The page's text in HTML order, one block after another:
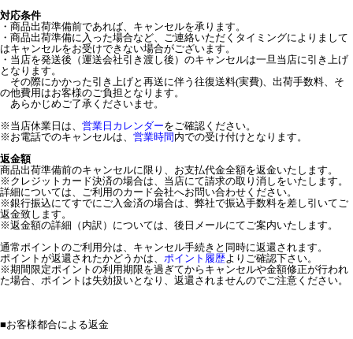
対応条件
・商品出荷準備前であれば、キャンセルを承ります。
・商品出荷準備に入った場合など、ご連絡いただくタイミングによりまして
はキャンセルをお受けできない場合がございます。
・当店を発送後（運送会社引き渡し後）のキャンセルは一旦当店に引き上げ
となります。
その際にかかった引き上げと再送に伴う往復送料(実費)、出荷手数料、そ
の他費用はお客様のご負担となります。
あらかじめご了承くださいませ。
※当店休業日は、 営業日カレンダーをご確認ください。
※お電話でのキャンセルは、 営業時間 内での受け付けとなります。
返金額
商品出荷準備前のキャンセルに限り、お支払代金全額を返金いたします。
※クレジットカード決済の場合は、当店にて請求の取り消しをいたします。
詳細については、ご利用のカード会社へお問い合わせください。
※銀行振込にてすでにご入金済の場合は、弊社で振込手数料を差し引いてご
返金致します。
※返金額の詳細（内訳）については、後日メールにてご案内いたします。
通常ポイントのご利用分は、キャンセル手続きと同時に返還されます。
ポイントが返還されたかどうかは、 ポイント履歴よりご確認下さい。
※期間限定ポイントの利用期限を過ぎてからキャンセルや金額修正が行われ
た場合、ポイントは失効扱いとなり、返還されませんのでご注意ください。
■お客様都合による返金